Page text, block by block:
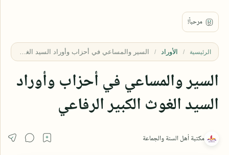
الرئيسية الأوراد
السير والمساعي في أحزاب وأوراد
السيد الغوث الكبير الرفاعي